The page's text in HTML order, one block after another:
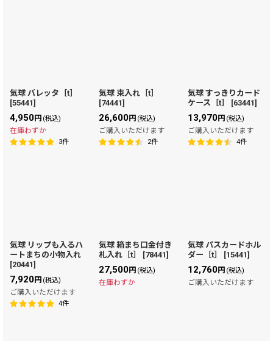
気球 バレッタ［t］
[55441]
4,950円 (税込)
在庫わずか
3件
気球 束入れ［t］
[74441]
26,600円 (税込)
ご購入いただけます
2件
気球 すっきりカード
ケース［t］
[63441]
13,970円 (税込)
ご購入いただけます
4件
気球 リップも入るハ
ートまちの小物入れ
[20441]
7,920円 (税込)
ご購入いただけます
4件
気球 箱まち口金付き
札入れ［t］
[78441]
27,500円 (税込)
在庫わずか
気球 パスカードホル
ダー［t］
[15441]
12,760円 (税込)
ご購入いただけます